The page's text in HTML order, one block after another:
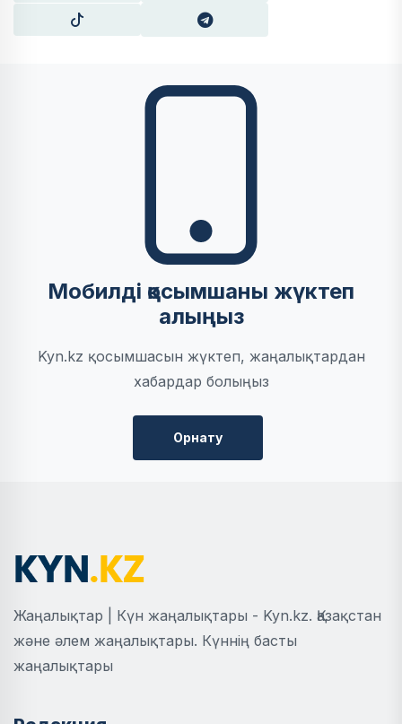
Мобилді қосымшаны жүктеп
алыңыз
Kyn.kz қосымшасын жүктеп, жаңалықтардан
хабардар болыңыз
Орнату
Жаңалықтар | Күн жаңалықтары - Kyn.kz. Қазақстан
және әлем жаңалықтары. Күннің басты
жаңалықтары